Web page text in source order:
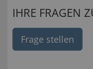
IHRE FRAGEN
Frage stellen